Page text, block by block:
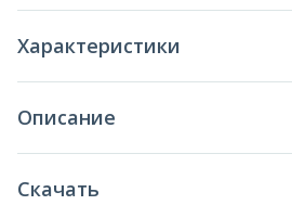
Bristol Romb 04
Характеристики
Описание
Скачать